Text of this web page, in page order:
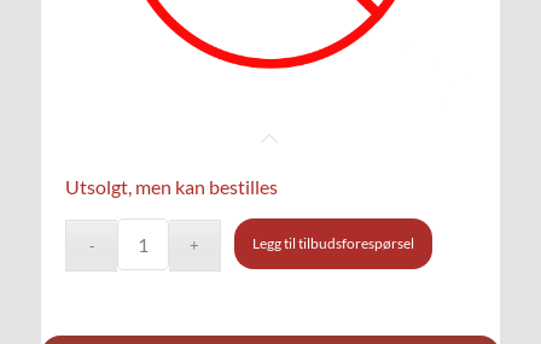
Utsolgt, men kan bestilles
Legg til tilbudsforespørsel